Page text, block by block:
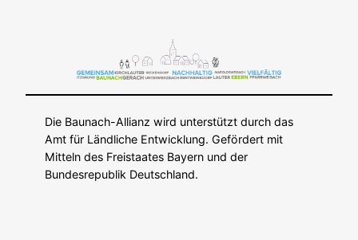
Die Baunach-Allianz wird unterstützt durch das
Amt für Ländliche Entwicklung. Gefördert mit
Mitteln des Freistaates Bayern und der
Bundesrepublik Deutschland.